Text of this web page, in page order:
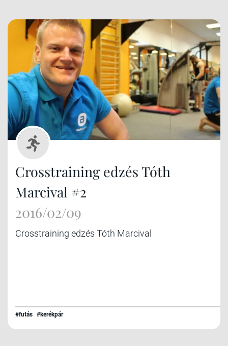
Crosstraining edzés Tóth
Marcival #2
2016/02/09
Crosstraining edzés Tóth Marcival
#futás #kerékpár